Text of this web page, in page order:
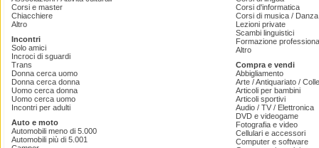
Corsi e master
Chiacchiere
Altro
Incontri
Solo amici
Incroci di sguardi
Trans
Donna cerca uomo
Donna cerca donna
Uomo cerca donna
Uomo cerca uomo
Incontri per adulti
Auto e moto
Automobili meno di 5.000
Automobili più di 5.001
Corsi d'informatica
Corsi di musica /
Lezioni private
Scambi linguistici
Formazione
Altro
Compra e vendi
Abbigliamento
Arte / Antiquariato /
Articoli per bambini
Articoli sportivi
Audio / TV / Elettronica
DVD e videogame
Fotografia e video
Cellulari e accessori
Computer e software